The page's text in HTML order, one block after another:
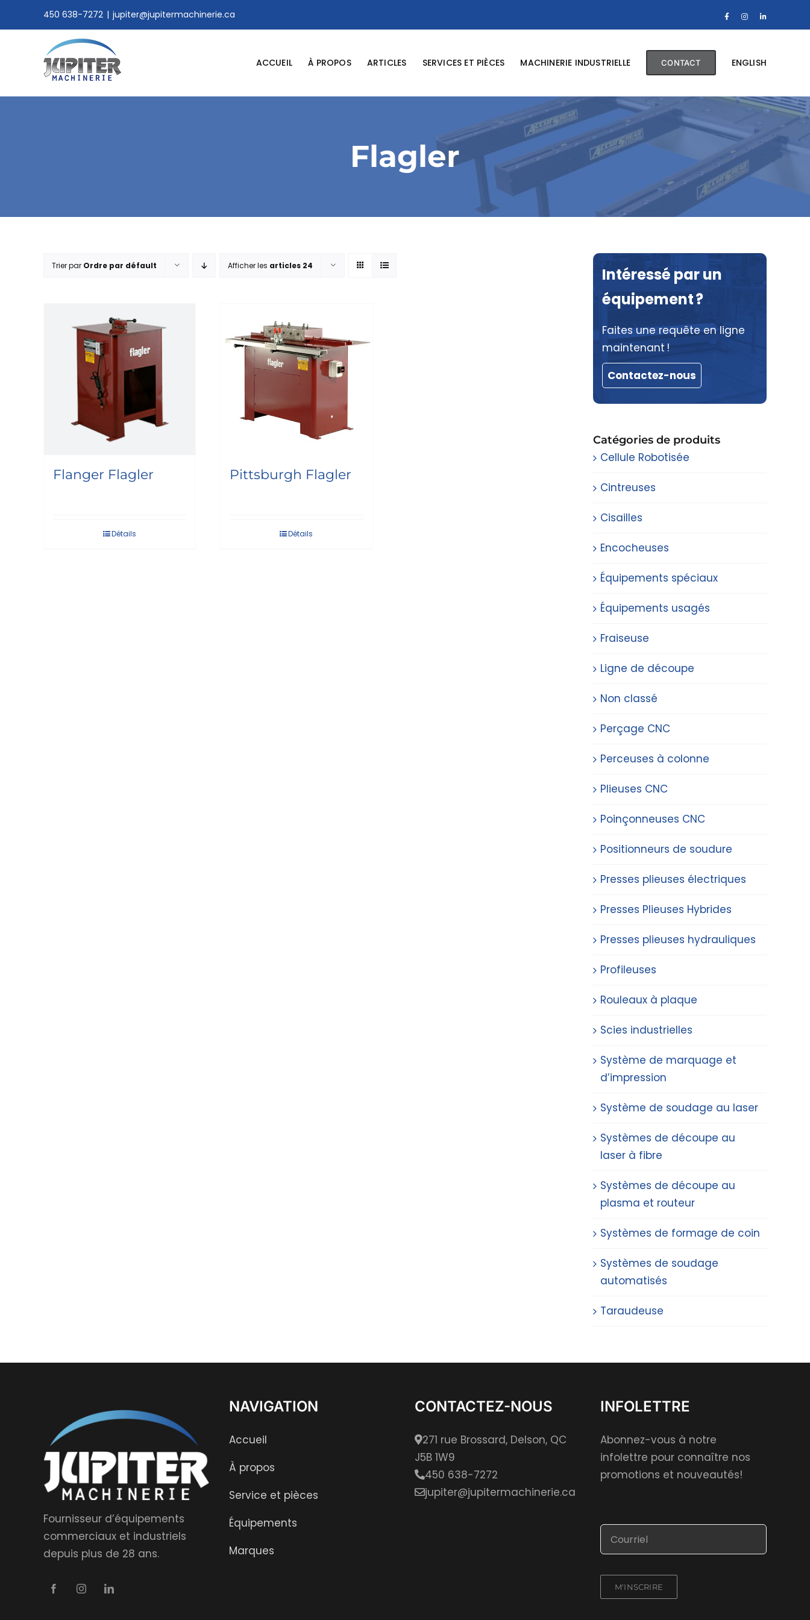
450 638-7272 | jupiter@jupitermachinerie.ca FacebookInstagramLinkedIn
ACCUEIL À PROPOS ARTICLES SERVICES ET PIÈCES MACHINERIE INDUSTRIELLE CONTACT ENGLISH
Flagler
Trier par Ordre par défault Afficher les articles 24
Flanger Flagler
Détails
Pittsburgh Flagler
Détails
Intéressé par un
équipement ?
Faites une requête en ligne
maintenant !
Contactez-nous
Catégories de produits
Cellule Robotisée
Cintreuses
Cisailles
Encocheuses
Équipements spéciaux
Équipements usagés
Fraiseuse
Ligne de découpe
Non classé
Perçage CNC
Perceuses à colonne
Plieuses CNC
Poinçonneuses CNC
Positionneurs de soudure
Presses plieuses électriques
Presses Plieuses Hybrides
Presses plieuses hydrauliques
Profileuses
Rouleaux à plaque
Scies industrielles
Système de marquage et
d’impression
Système de soudage au laser
Systèmes de découpe au
laser à fibre
Systèmes de découpe au
plasma et routeur
Systèmes de formage de coin
Systèmes de soudage
automatisés
Taraudeuse
Fournisseur d’équipements
commerciaux et industriels
depuis plus de 28 ans.
NAVIGATION
Accueil
À propos
Service et pièces
Équipements
Marques
CONTACTEZ-NOUS
271 rue Brossard, Delson, QC
J5B 1W9
450 638-7272
jupiter@jupitermachinerie.ca
INFOLETTRE
Abonnez-vous à notre
infolettre pour connaître nos
promotions et nouveautés!
M'INSCRIRE